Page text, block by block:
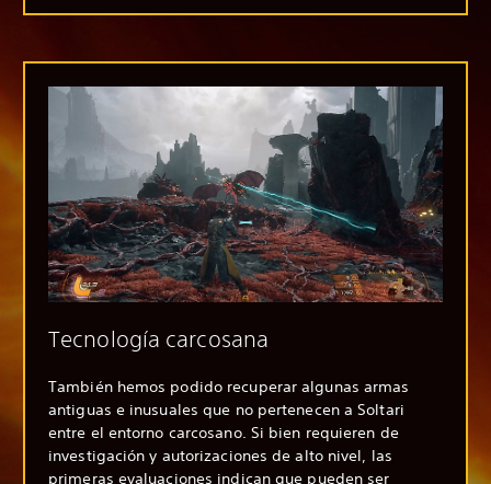
Tecnología carcosana
También hemos podido recuperar algunas armas
antiguas e inusuales que no pertenecen a Soltari
entre el entorno carcosano. Si bien requieren de
investigación y autorizaciones de alto nivel, las
primeras evaluaciones indican que pueden ser